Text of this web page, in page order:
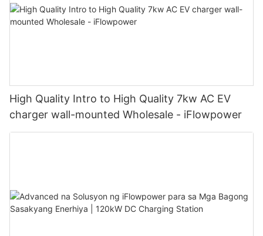
High Quality Intro to High Quality 7kw AC EV
charger wall-mounted Wholesale - iFlowpower